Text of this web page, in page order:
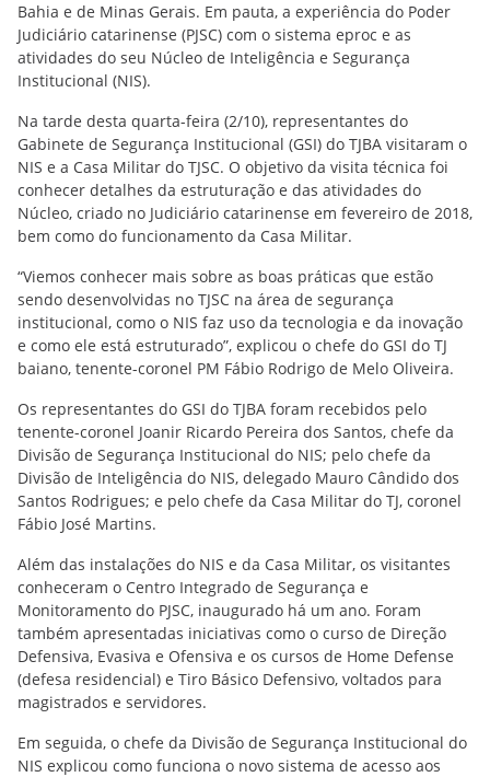
Bahia e de Minas Gerais. Em pauta, a experiência do Poder
Judiciário catarinense (PJSC) com o sistema eproc e as
atividades do seu Núcleo de Inteligência e Segurança
Institucional (NIS).
Na tarde desta quarta-feira (2/10), representantes do
Gabinete de Segurança Institucional (GSI) do TJBA visitaram o
NIS e a Casa Militar do TJSC. O objetivo da visita técnica foi
conhecer detalhes da estruturação e das atividades do
Núcleo, criado no Judiciário catarinense em fevereiro de 2018,
bem como do funcionamento da Casa Militar.
“Viemos conhecer mais sobre as boas práticas que estão
sendo desenvolvidas no TJSC na área de segurança
institucional, como o NIS faz uso da tecnologia e da inovação
e como ele está estruturado”, explicou o chefe do GSI do TJ
baiano, tenente-coronel PM Fábio Rodrigo de Melo Oliveira.
Os representantes do GSI do TJBA foram recebidos pelo
tenente-coronel Joanir Ricardo Pereira dos Santos, chefe da
Divisão de Segurança Institucional do NIS; pelo chefe da
Divisão de Inteligência do NIS, delegado Mauro Cândido dos
Santos Rodrigues; e pelo chefe da Casa Militar do TJ, coronel
Fábio José Martins.
Além das instalações do NIS e da Casa Militar, os visitantes
conheceram o Centro Integrado de Segurança e
Monitoramento do PJSC, inaugurado há um ano. Foram
também apresentadas iniciativas como o curso de Direção
Defensiva, Evasiva e Ofensiva e os cursos de Home Defense
(defesa residencial) e Tiro Básico Defensivo, voltados para
magistrados e servidores.
Em seguida, o chefe da Divisão de Segurança Institucional do
NIS explicou como funciona o novo sistema de acesso aos